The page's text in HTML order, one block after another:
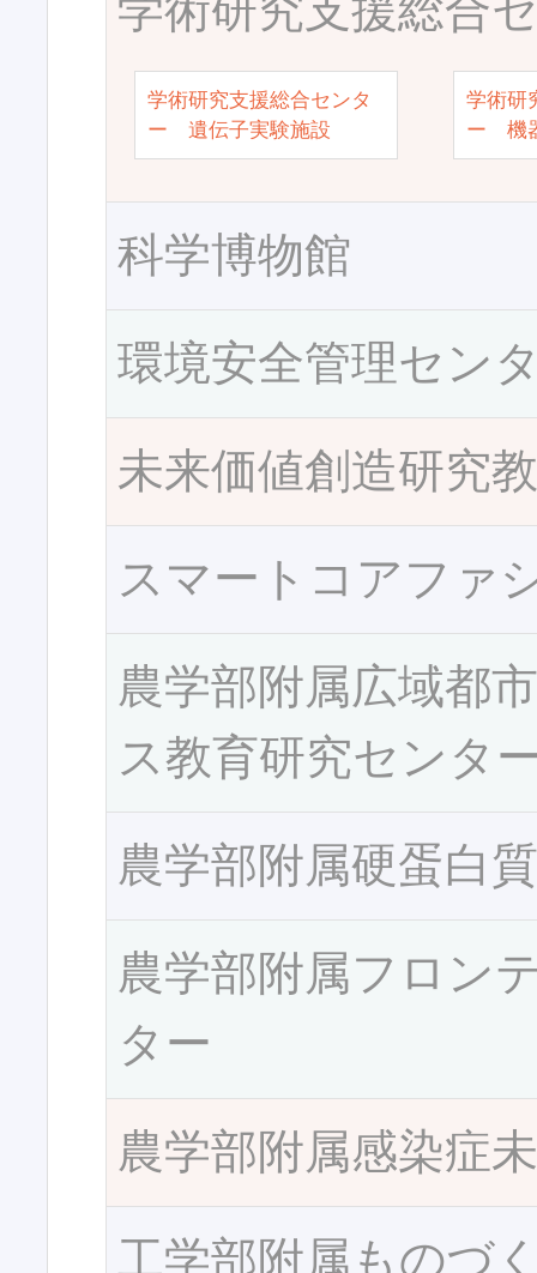
学術研究支援総合
学術研究支援総合センタ
ー 遺伝子実験施設
学術研
ー 機
科学博物館
環境安全管理セン
未来価値創造研究
スマートコアファ
農学部附属広域都
ス教育研究センタ
農学部附属硬蛋白
農学部附属フロン
ター
農学部附属感染症
工学部附属ものづ